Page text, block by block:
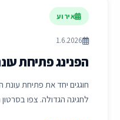
אירוע
1.6.2026
הפנינג פתיחת עונת
חוגגים יחד את פתיחת
לחגיגה הגדולה. צפו